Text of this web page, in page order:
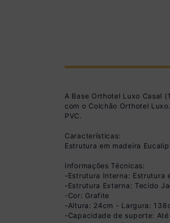
A Base Orthotel Luxo Casal
com o Colchão Orthotel
PVC.
Características:
Estrutura em madeira
Informações Técnicas:
-Estrutura Interna: Estrutura
-Estrutura Externa: Tecido
-Cor: Grafite
-Altura: 24cm - Largura:
-Capacidade de suporte: